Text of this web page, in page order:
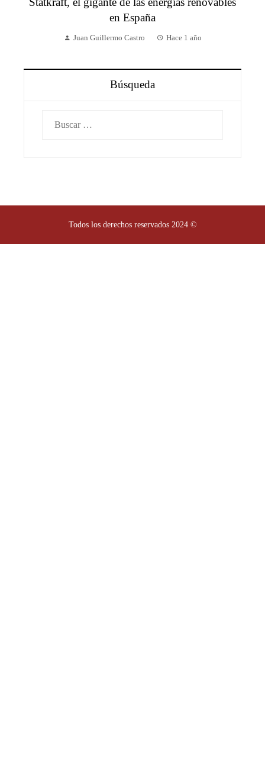
en España
Juan Guillermo Castro Hace 1 año
Búsqueda
Todos los derechos reservados 2024 ©